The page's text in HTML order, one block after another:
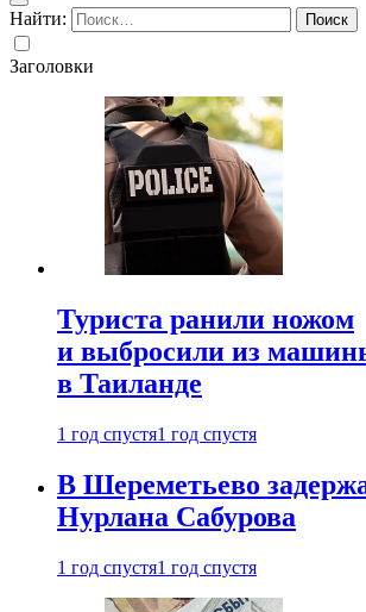
Найти:
Заголовки
Туриста ранили ножом
и выбросили из
в Таиланде
1 год спустя1 год спустя
В Шереметьево
Нурлана Сабурова
1 год спустя1 год спустя